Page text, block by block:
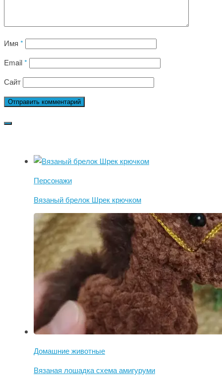
Имя *
Email*
Сайт
Персонажи
Вязаный брелок Шрек крючком
Домашние животные
Вязаная лошадка схема амигуруми